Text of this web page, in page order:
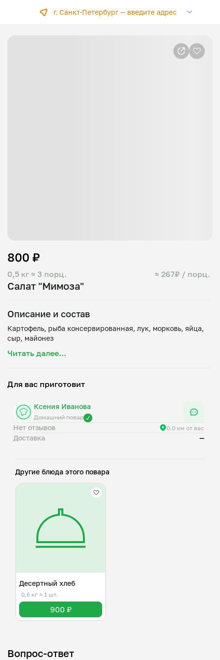
г. Санкт-Петербург —введите адрес
Салат "Мимоза"
0,5 кг ≈ 3 порц. ≈ 267₽ / порц.
800 ₽
Описание и состав
Картофель, рыба консервированная, лук, морковь, яйца,
Читать далее...
Для вас приготовит
Ксения Иванова
Домашний повар
Нет отзывов 0.0 км от вас
Доставка —
Другие блюда этого повара
Десертный хлеб
0,6 кг ≈ 1 шт.
900 ₽
Вопрос-ответ